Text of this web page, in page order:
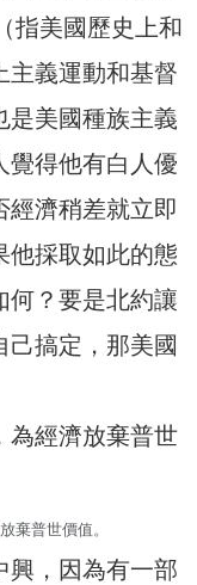
指美國歷史上和
主義運動和基督
是美國種族主義
覺得他有白人優
經濟稍差就立即
他採取如此的態
何？要是北約讓
己搞定，那美國
棄普世價值。
興，因為有一部